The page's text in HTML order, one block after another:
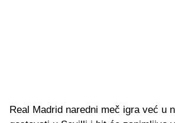
Real Madrid naredni meč igra već u